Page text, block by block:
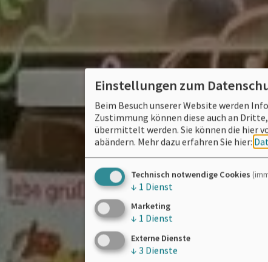
Einstellungen zum
Beim Besuch unserer Website werden
Zustimmung können diese auch an
übermittelt werden. Sie können die hier
abändern. Mehr dazu erfahren Sie hier:
Technisch notwendige Cookies
↓ 1 Dienst
Marketing
↓ 1 Dienst
Externe Dienste
↓ 3 Dienste